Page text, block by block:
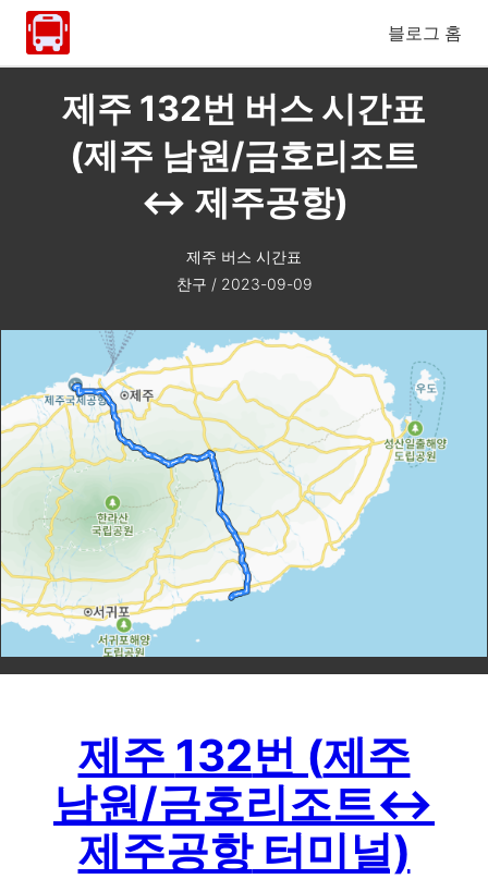
블로그 홈
제주 132번 버스 시간표
(제주 남원/금호리조트
↔ 제주공항)
제주 버스 시간표
찬구 / 2023-09-09
제주 132번 (제주
남원/금호리조트↔
제주공항터미널)